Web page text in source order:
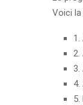
Voici
1.
2.
3.
4.
5.